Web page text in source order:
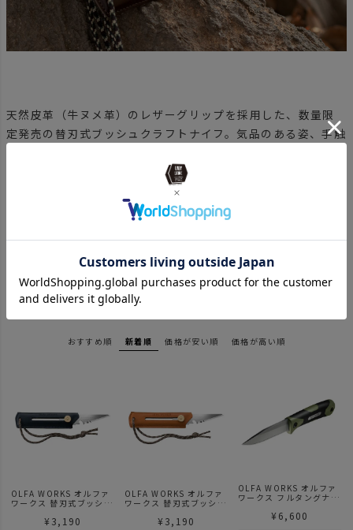
天然皮革（牛ヌメ革）のレザーグリップを採用した、数量限
定発売の替刃式ブッシュクラフトナイフ。気品のある姿、手触
レザーだからこその魅力を備えた、特別仕様のナイフです。
が多く、かさばらないギアとして一本、おすすめです。
おすすめ順 新着順 価格が安い順 価格が高い順
OLFA WORKS オルファ
ワークス 替刃式ブッシュ
ザー ネイビー
¥ 3,190
OLFA WORKS オルファ
ワークス 替刃式ブッシュ
ザー キャメル
¥ 3,190
OLFA WORKS オルファ
ワークス フルタングナイ
ンガ SG1
¥ 6,600